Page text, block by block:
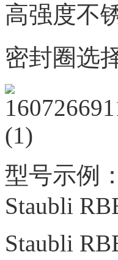
高强度不
密封圈选
型号示例：
Staubli
Staubli